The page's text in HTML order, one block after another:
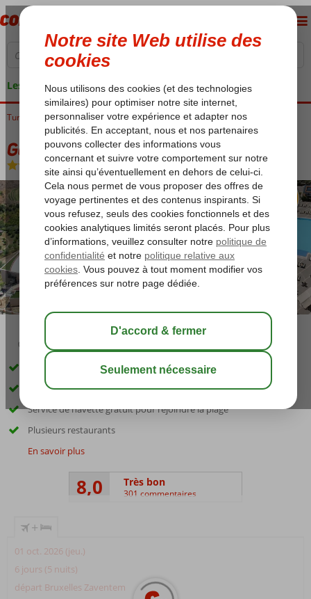
Les garanties de vacances
Turquie Riviera Turque Alanya Mahmutlar Gold City Hotel
Gold City Hotel
All Inclusive-Hôtel
03:45 sauver
Vue imprenable sur la mer et les environs
Parc aquatique avec 21 toboggans
Service de navette gratuit pour rejoindre la plage
Plusieurs restaurants
En savoir plus
8,0 Très bon
301 commentaires
+
01 oct. 2026 (jeu.)
6 jours (5 nuits)
départ Bruxelles Zaventem